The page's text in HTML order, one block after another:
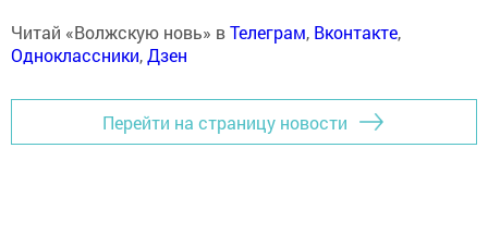
Читай «Волжскую новь» вТелеграм, Вконтакте,
Одноклассники,Дзен
Перейти на страницу новости